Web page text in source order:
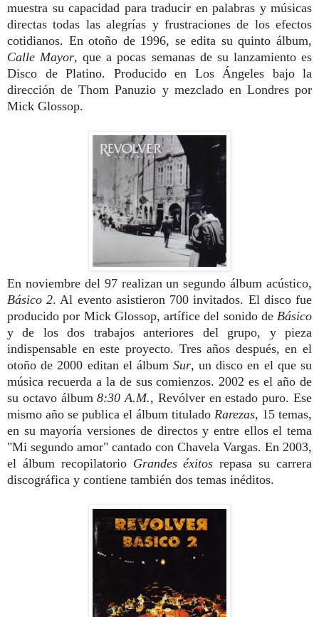
muestra su capacidad para traducir en palabras y músicas
directas todas las alegrías y frustraciones de los efectos
cotidianos. En otoño de 1996, se edita su quinto álbum,
Calle Mayor, que a pocas semanas de su lanzamiento es
Disco de Platino. Producido en Los Ángeles bajo la
dirección de Thom Panuzio y mezclado en Londres por
Mick Glossop.
En noviembre del 97 realizan un segundo álbum acústico,
Básico 2. Al evento asistieron 700 invitados. El disco fue
producido por Mick Glossop, artífice del sonido de Básico
y de los dos trabajos anteriores del grupo, y pieza
indispensable en este proyecto. Tres años después, en el
otoño de 2000 editan el álbum Sur, un disco en el que su
música recuerda a la de sus comienzos. 2002 es el año de
su octavo álbum8:30 A.M., Revólver en estado puro. Ese
mismo año se publica el álbum titulado Rarezas, 15 temas,
en su mayoría versiones de directos y entre ellos el tema
"Mi segundo amor" cantado con Chavela Vargas. En 2003,
el álbum recopilatorio Grandes éxitosrepasa su carrera
discográfica y contiene también dos temas inéditos.